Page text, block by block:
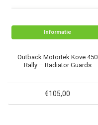
Informatie
Outback Motortek Kove 450
Rally – Radiator Guards
€105,00